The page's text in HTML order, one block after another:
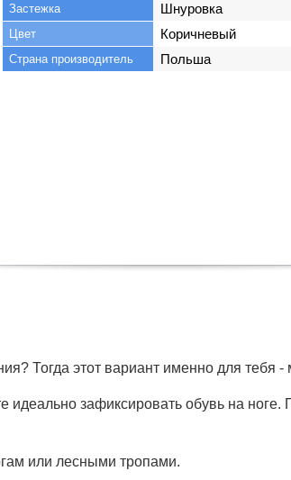
Застежка Шнуровка
Цвет Коричневый
Страна производитель Польша
Тогда этот вариант именно для тебя
зафиксировать обувь на ноге.
или лесными тропами.